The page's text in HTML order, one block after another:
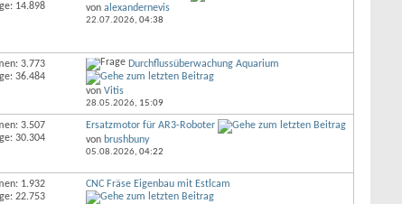
14.898
von alexandernevis
22.07.2026, 04:38
3.773
36.484
Durchflussüberwachung Aquarium
von Vitis
28.05.2026, 15:09
3.507
30.304
Ersatzmotor für AR3-Roboter
von brushbuny
05.08.2026, 04:22
1.932
22.753
CNC Fräse Eigenbau mit Estlcam